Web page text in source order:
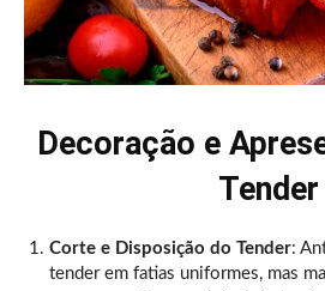
Decoração e
Tender
Corte e Disposição do Tender:
tender em fatias uniformes, mas